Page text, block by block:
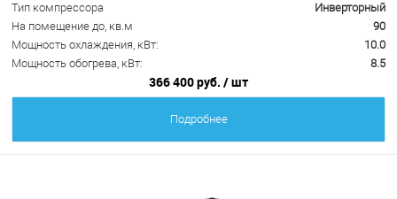
Тип компрессора
Инверторный
На помещение до, кв.м
90
Мощность охлаждения, кВт:
10.0
Мощность обогрева, кВт:
8.5
366 400 руб. / шт
Подробнее